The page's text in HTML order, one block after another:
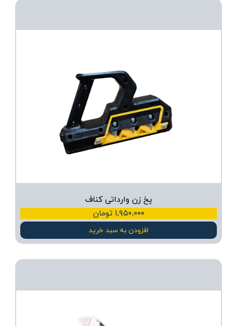
پخ زن وارداتی کناف
۱,۹۵۰,۰۰۰ تومان
افزودن به سبد خرید